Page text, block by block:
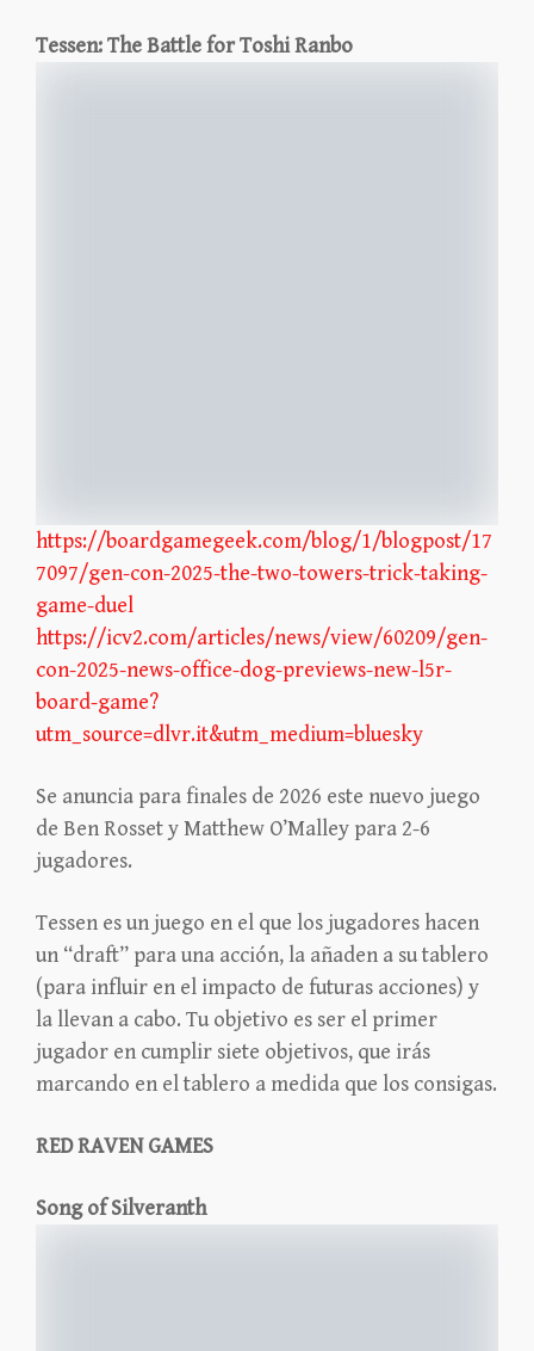
Tessen: The Battle for Toshi Ranbo
https://boardgamegeek.com/blog/1/blogpost/17
7097/gen-con-2025-the-two-towers-trick-taking-
game-duel
https://icv2.com/articles/news/view/60209/gen-
con-2025-news-office-dog-previews-new-l5r-
board-game?
utm_source=dlvr.it&utm_medium=bluesky
Se anuncia para finales de 2026 este nuevo juego
de Ben Rosset y Matthew O’Malley para 2-6
jugadores.
Tessen es un juego en el que los jugadores hacen
un “draft” para una acción, la añaden a su tablero
(para influir en el impacto de futuras acciones) y
la llevan a cabo. Tu objetivo es ser el primer
jugador en cumplir siete objetivos, que irás
marcando en el tablero a medida que los consigas.
RED RAVEN GAMES
Song of Silveranth